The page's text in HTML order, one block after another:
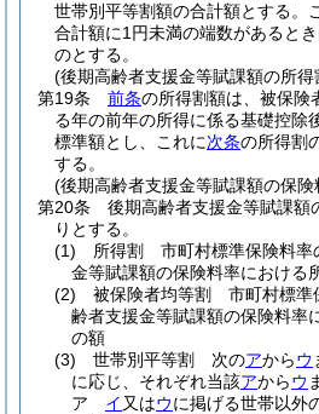
世帯別平等割額の合計額とする。
合計額に1円未満の端数があると
のとする。
(後期高齢者支援金等賦課額の所得
第19条
前条の所得割額は、被保険
る年の前年の所得に係る基礎控除
標準額とし、これに次条の所得割
する。
(後期高齢者支援金等賦課額の保険
第20条
後期高齢者支援金等賦課額
りとする。
(1)
所得割 市町村標準保険料率
金等賦課額の保険料率における
(2)
被保険者均等割 市町村標準
齢者支援金等賦課額の保険料率
の額
(3)
世帯別平等割 次のアからウ
に応じ、それぞれ当該アからウ
ア
イ 又はウに掲げる世帯以